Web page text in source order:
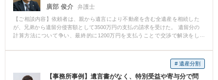
廣部 俊介 弁護士
【ご相談内容】依頼者は、親から遺言により不動産を含む全遺産を相続した
が、兄弟から遺留分侵害額として3500万円の支払の請求を受けた。 遺留分の
計算方法について争い、最終的に1200万円を支払うことで交渉で解決をし
# 遺産分割
【事務所事例】遺言書がなく、特別受益や寄与分で問